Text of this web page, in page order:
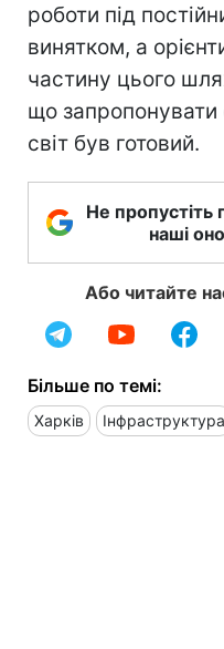
роботи під
винятком, а
частину цього
що запропонувати
світ був готовий.
Не пропустіть
наші
Або читайте
Більше по темі:
Харків Інфраструктура